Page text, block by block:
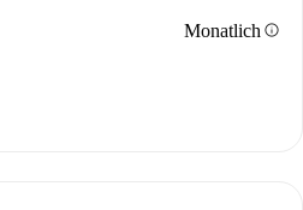
Monatlich info